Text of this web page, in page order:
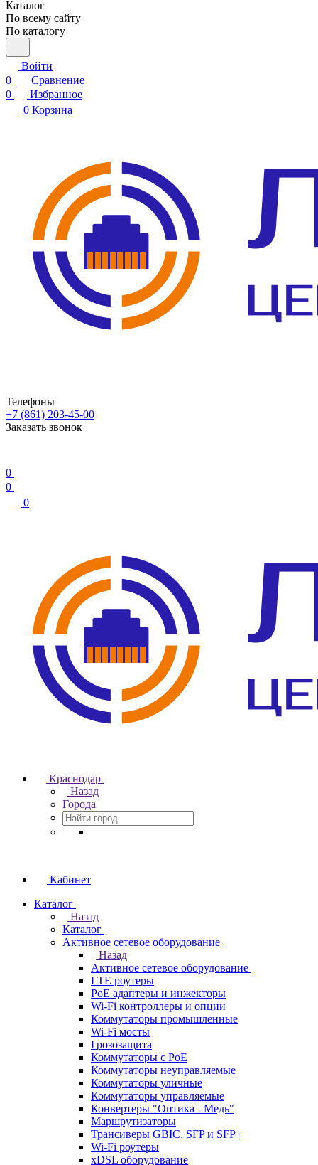
Каталог
По всему сайту
По каталогу
Войти
0
Сравнение
0
Избранное
0 Корзина
Телефоны
+7 (861) 203-45-00
Заказать звонок
0
0
0
Краснодар
Назад
Города
Кабинет
Каталог
Назад
Каталог
Активное сетевое оборудование
Назад
Активное сетевое оборудование
LTE роутеры
PoE адаптеры и инжекторы
Wi-Fi контроллеры и опции
Коммутаторы промышленные
Wi-Fi мосты
Грозозащита
Коммутаторы c PoE
Коммутаторы неуправляемые
Коммутаторы уличные
Коммутаторы управляемые
Конвертеры "Оптика - Медь"
Маршрутизаторы
Трансиверы GBIC, SFP и SFP+
Wi-Fi роутеры
xDSL оборудование